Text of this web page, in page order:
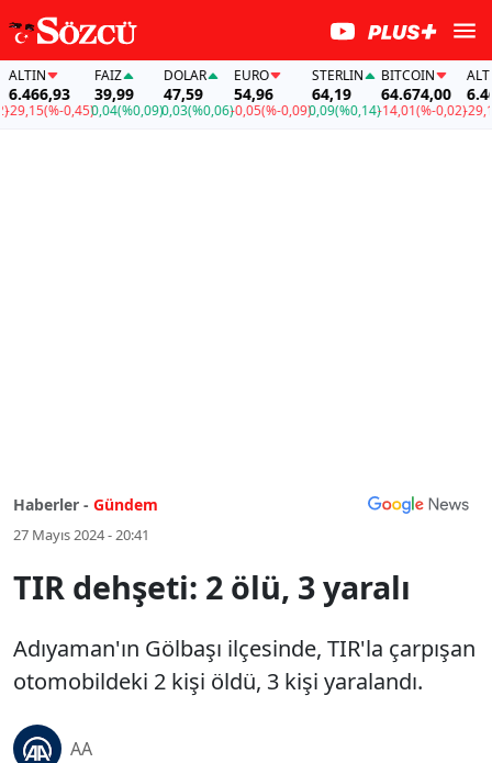
(%-0,45)
FAİZ
39,99
0,04(%0,09)
DOLAR
47,59
0,03(%0,06)
EURO
54,96
-0,05(%-0,09)
STERLIN
64,19
0,09(%0,14)
BITCOIN
64.674,00
-14,01(%-0,02)
ALTIN
-29,15
Haberler - Gündem
27 Mayıs 2024 - 20:41
TIR dehşeti: 2 ölü, 3 yaralı
Adıyaman'ın Gölbaşı ilçesinde, TIR'la çarpışan
otomobildeki 2 kişi öldü, 3 kişi yaralandı.
AA